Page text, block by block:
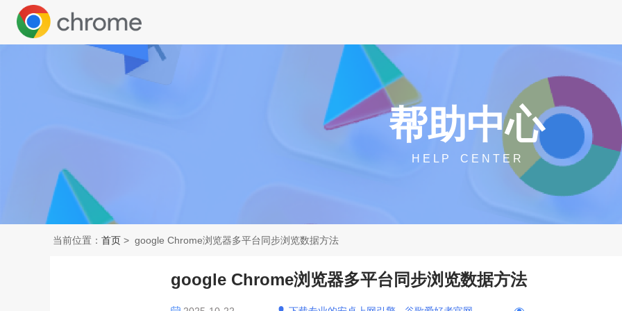
帮助中心
H E L P C E N T E R
当前位置： 首页 > google Chrome浏览器多平台同步浏览数据方法
google Chrome浏览器多平台同步浏览数据方法